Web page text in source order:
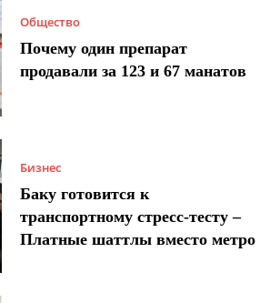
Общество
Почему один препарат
продавали за 123 и 67 манатов
Бизнес
Баку готовится к
транспортному стресс-тесту –
Платные шаттлы вместо метро